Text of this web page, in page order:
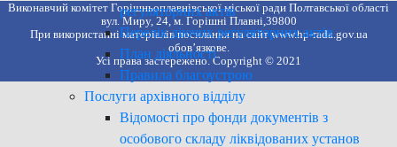
регуляторних актів
Перелік діючих регуляторних актів
План діяльності
Правила благоустрою
Послуги архівного відділу
Відомості про фонди документів з
особового складу ліквідованих установ
Виконавчий комітет Горішньоплавнівської міської ради Полтавської області
вул. Миру, 24, м. Горішні Плавні,39800
При використанні матеріалів посилання на сайт www.hp-rada.gov.ua
обов’язкове.
Усі права застережено. Copyright © 2021